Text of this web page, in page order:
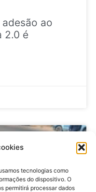
tecnologias como
do dispositivo. O
permitirá processar dados
ao
2.0 é